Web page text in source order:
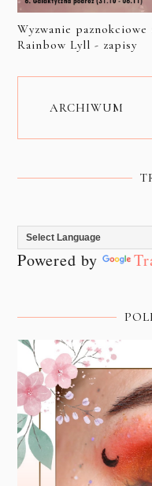
Wyzwanie paznokciowe
Rainbow Lyll - zapisy
ARCHIWUM
Powered by